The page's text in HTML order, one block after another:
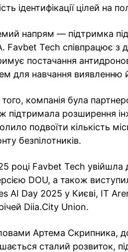
ідентифікації цілей на
напрям — підтримка
Favbet Tech співпрацює з
постачання
для навчання
компанія була
підтримала розширення
подвоїти кількість
безпілотників.
році Favbet Tech увійшла
DOU, а також
AI Day 2025 у Києві, IT
Diia.City Union.
Артема Скрипника,
сталий розвиток,